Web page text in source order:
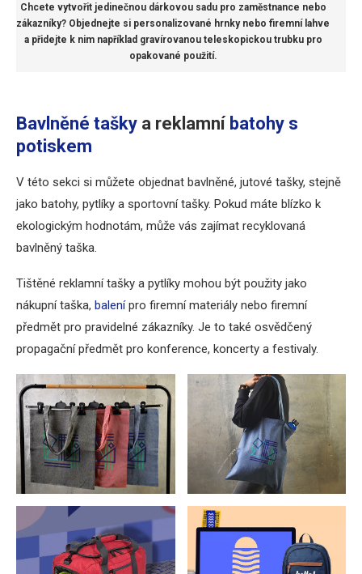
Chcete vytvořit jedinečnou dárkovou sadu pro zaměstnance nebo
zákazníky? Objednejte si personalizované hrnky nebo firemní lahve
a přidejte k nim například gravírovanou teleskopickou trubku pro
opakované použití.
Bavlněné tašky a reklamníbatohy s
potiskem
V této sekci si můžete objednat bavlněné, jutové tašky, stejně
jako batohy, pytlíky a sportovní tašky. Pokud máte blízko k
ekologickým hodnotám, může vás zajímat recyklovaná
bavlněný taška.
Tištěné reklamní tašky a pytlíky mohou být použity jako
nákupní taška, balenípro firemní materiály nebo firemní
předmět pro pravidelné zákazníky. Je to také osvědčený
propagační předmět pro konference, koncerty a festivaly.